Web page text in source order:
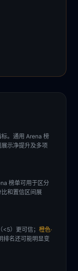
。通用 Arena 榜
示净提升及多项
榜单可用于区分
和置信区间展
（<5）更可信； 橙色·
排名还可能明显变